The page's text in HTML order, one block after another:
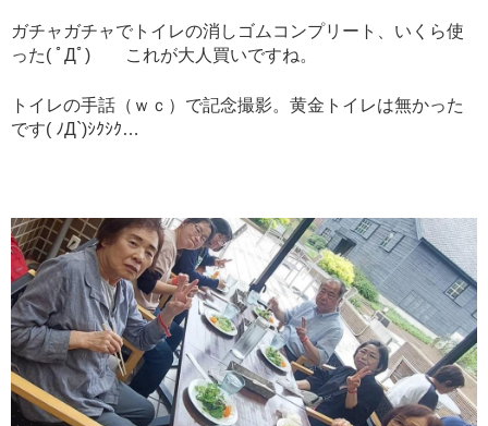
ガチャガチャでトイレの消しゴムコンプリート、いくら使
った( ﾟДﾟ) これが大人買いですね。
トイレの手話（ｗｃ）で記念撮影。黄金トイレは無かった
です( ﾉД`)ｼｸｼｸ…